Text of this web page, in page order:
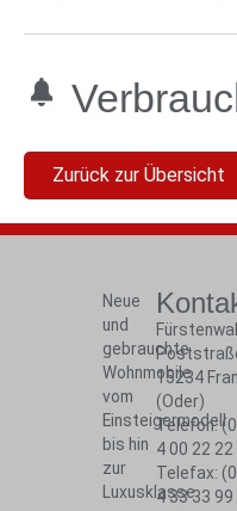
Zurück zur Übersicht
Neue
und
gebrauchte
Wohnmobile
vom
Einsteigermodell
bis hin
zur
Luxusklasse
15234
(Oder)
Telefon:
4 00 22 22
Telefax:
4 33 33 99